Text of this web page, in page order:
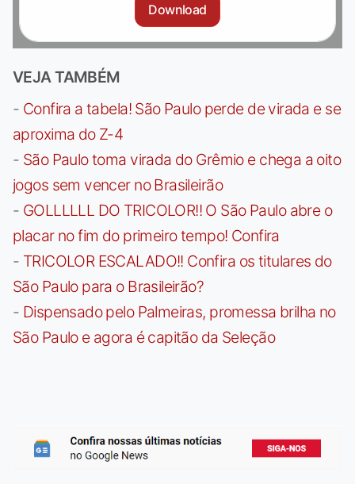
Download
VEJA TAMBÉM
- Confira a tabela! São Paulo perde de virada e se
aproxima do Z-4
- São Paulo toma virada do Grêmio e chega a oito
jogos sem vencer no Brasileirão
- GOLLLLLL DO TRICOLOR!! O São Paulo abre o
placar no fim do primeiro tempo! Confira
- TRICOLOR ESCALADO!! Confira os titulares do
São Paulo para o Brasileirão?
- Dispensado pelo Palmeiras, promessa brilha no
São Paulo e agora é capitão da Seleção